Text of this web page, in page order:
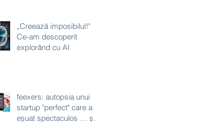
„Creează imposibilul!"
Ce-am descoperit
explorând cu AI
feexers: autopsia unui
startup "perfect" care a
eșuat spectaculos … și a